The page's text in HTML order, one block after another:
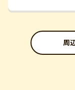
周